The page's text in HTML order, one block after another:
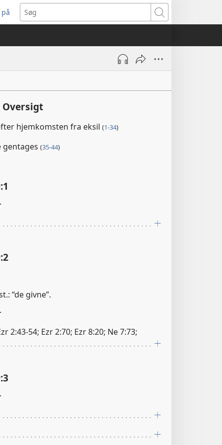
på
Søg
Oversigt
hjemkomsten fra eksil (1-34)
gentages (35-44)
“de givne”.
2:43-54; Ezr 2:70; Ezr 8:20; Ne 7:73;